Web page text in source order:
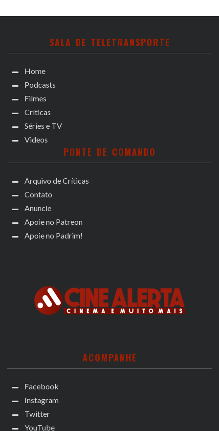
SALA DE TELETRANSPORTE
Home
Podcasts
Filmes
Críticas
Séries e TV
Videos
PONTE DE COMANDO
Arquivo de Críticas
Contato
Anuncie
Apoie no Patreon
Apoie no Padrim!
ACOMPANHE
Facebook
Instagram
Twitter
YouTube